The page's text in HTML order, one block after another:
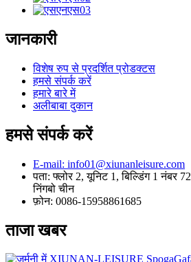
जानकारी
विशेष रुप से प्रदर्शित प्रोडक्टस
हमसे संपर्क करें
हमारे बारे में
अलीबाबा दुकान
हमसे संपर्क करें
E-mail: info01@xiunanleisure.com
पता: फ्लोर 2, यूनिट 1, बिल्डिंग 1 नंबर
निंगबो चीन
फ़ोन: 0086-15958861685
ताजा खबर